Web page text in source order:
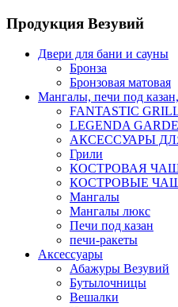
Продукция Везувий
Двери для бани и сауны
Бронза
Бронзовая матовая
Мангалы, печи под
FANTASTIC
LEGENDA
АКСЕССУАРЫ
Грили
КОСТРОВАЯ
КОСТРОВЫЕ
Мангалы
Мангалы люкс
Печи под казан
печи-ракеты
Аксессуары
Абажуры Везувий
Бутылочницы
Вешалки